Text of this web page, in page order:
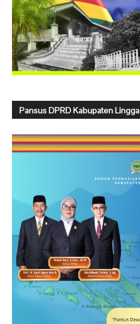
Pansus DPRD Kabupaten Lingga